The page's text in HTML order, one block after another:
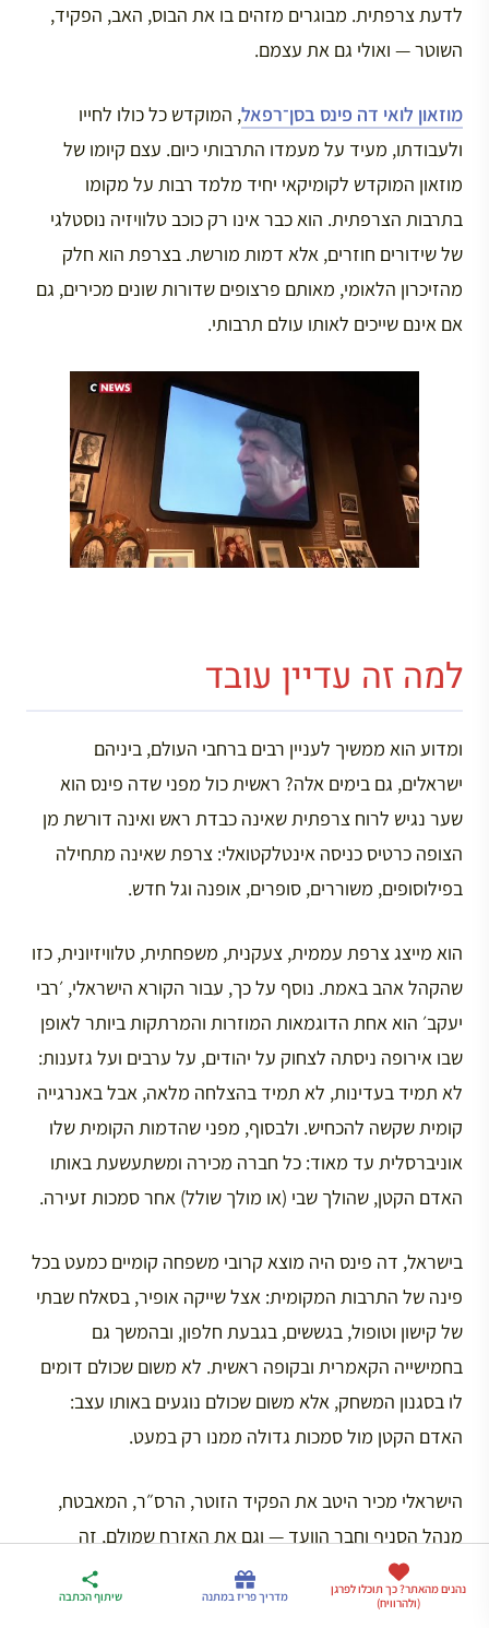
לדעת צרפתית. מבוגרים מזהים בו את הבוס, האב, הפקיד,
השוטר — ואולי גם את עצמם.
מוזאון לואי דה פינס בסן־רפאל, המוקדש כל כולו לחייו
ולעבודתו, מעיד על מעמדו התרבותי כיום. עצם קיומו של
מוזאון המוקדש לקומיקאי יחיד מלמד רבות על מקומו
בתרבות הצרפתית. הוא כבר אינו רק כוכב טלוויזיה נוסטלגי
של שידורים חוזרים, אלא דמות מורשת. בצרפת הוא חלק
מהזיכרון הלאומי, מאותם פרצופים שדורות שונים מכירים, גם
אם אינם שייכים לאותו עולם תרבותי.
למה זה עדיין עובד
ומדוע הוא ממשיך לעניין רבים ברחבי העולם, ביניהם
ישראלים, גם בימים אלה? ראשית כול מפני שדה פינס הוא
שער נגיש לרוח צרפתית שאינה כבדת ראש ואינה דורשת מן
הצופה כרטיס כניסה אינטלקטואלי: צרפת שאינה מתחילה
בפילוסופים, משוררים, סופרים, אופנה וגל חדש.
הוא מייצג צרפת עממית, צעקנית, משפחתית, טלוויזיונית, כזו
שהקהל אהב באמת. נוסף על כך, עבור הקורא הישראלי, ׳רבי
יעקב׳ הוא אחת הדוגמאות המוזרות והמרתקות ביותר לאופן
שבו אירופה ניסתה לצחוק על יהודים, על ערבים ועל גזענות:
לא תמיד בעדינות, לא תמיד בהצלחה מלאה, אבל באנרגייה
קומית שקשה להכחיש. ולבסוף, מפני שהדמות הקומית שלו
אוניברסלית עד מאוד: כל חברה מכירה ומשתעשעת באותו
האדם הקטן, שהולך שבי (או מולך שולל) אחר סמכות זעירה.
בישראל, דה פינס היה מוצא קרובי משפחה קומיים כמעט בכל
פינה של התרבות המקומית: אצל שייקה אופיר, בסאלח שבתי
של קישון וטופול, בגששים, בגבעת חלפון, ובהמשך גם
בחמישייה הקאמרית ובקופה ראשית. לא משום שכולם דומים
לו בסגנון המשחק, אלא משום שכולם נוגעים באותו עצב:
האדם הקטן מול סמכות גדולה ממנו רק במעט.
הישראלי מכיר היטב את הפקיד הזוטר, הרס״ר, המאבטח,
מנהל הסניף וחבר הוועד — וגם את האזרח שמולם, זה
שמתכווץ מול חותמת, מתבלבל מול טופס או מתפעל מאדם
שזה עתה קיבל תג. דה פינס מצחיק משום שהוא מגלה
ארגז הכלים שלי
לטיול בצרפת
מדריך פריז
במתנה
דברו
איתי בווטסאפ
נהנים מהאתר? כך תוכלו לפרגן
(ולהרוויח)
מדריך פריז במתנה שיתוף הכתבה